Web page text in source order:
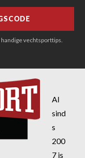
vechtsporttips.
Al
sind
s
200
7 is